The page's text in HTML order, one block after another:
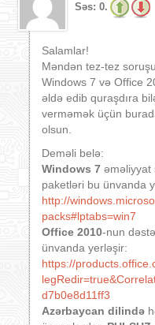
Səs: 0.
Salamlar!
Məndən tez-tez
Windows 7 və Office
əldə edib quraşdıra
verməmək üçün
olsun.
Deməli belə:
Windows 7 əməliyyat
paketləri bu ünvanda
http://
packs#lptabs=win7
Office 2010-nun
ünvanda yerləşir:
https://
d7b0e8d11ff3
Azərbaycan dilində